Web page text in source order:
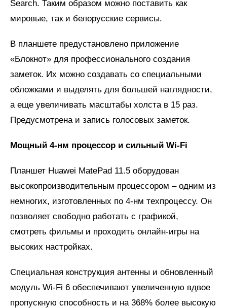
Search. Таким образом можно поставить как
мировые, так и белорусские сервисы.
В планшете предустановлено приложение
«Блокнот» для профессионального создания
заметок. Их можно создавать со специальными
обложками и выделять для большей наглядности,
а еще увеличивать масштабы холста в 15 раз.
Предусмотрена и запись голосовых заметок.
Мощный 4-нм процессор и сильный Wi-Fi
Планшет Huawei MatePad 11.5 оборудован
высокопроизводительным процессором – одним из
немногих, изготовленных по 4-нм техпроцессу. Он
позволяет свободно работать с графикой,
смотреть фильмы и проходить онлайн-игры на
высоких настройках.
Специальная конструкция антенны и обновленный
модуль Wi-Fi 6 обеспечивают увеличенную вдвое
пропускную способность и на 368% более высокую